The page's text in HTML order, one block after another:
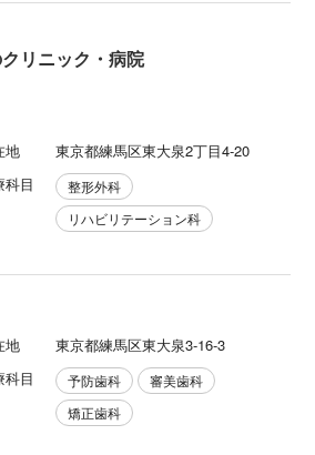
リニック・病院
地
東京都練馬区東大泉2丁目4-20
科目
整形外科
リハビリテーション科
地
東京都練馬区東大泉3-16-3
科目
予防歯科
審美歯科
矯正歯科